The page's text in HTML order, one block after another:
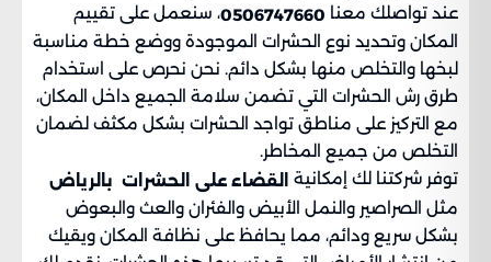
عند تواصلك معنا 0506747660، سنعمل على تقييم
المكان وتحديد نوع الحشرات الموجودة ووضع خطة مناسبة
لبخها والتخلص منها بشكل دائم. نحن نحرص على استخدام
طرق رش الحشرات التي تضمن سلامة الجميع داخل المكان،
مع التركيز على مناطق تواجد الحشرات بشكل مكثف لضمان
التخلص من جميع المخاطر.
توفر شركتنا لك إمكانية القضاء على الحشرات بالرياض
مثل الصراصير والنمل الأبيض والفئران والعث والبعوض
بشكل سريع ودائم، مما يحافظ على نظافة المكان ويقيك